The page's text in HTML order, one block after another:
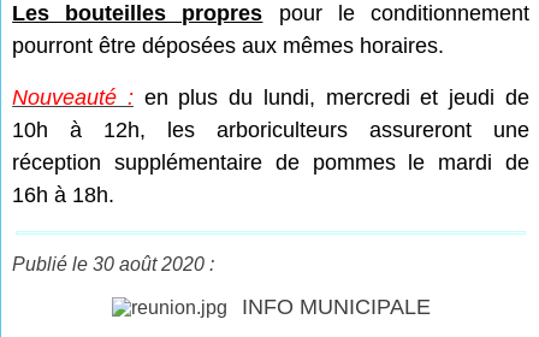
Les bouteilles propres pour le conditionnement
pourront être déposées aux mêmes horaires.
Nouveauté :en plus du lundi, mercredi et jeudi de
10h à 12h, les arboriculteurs assureront une
réception supplémentaire de pommes le mardi de
16h à 18h.
Publié le 30 août 2020 :
INFO MUNICIPALE